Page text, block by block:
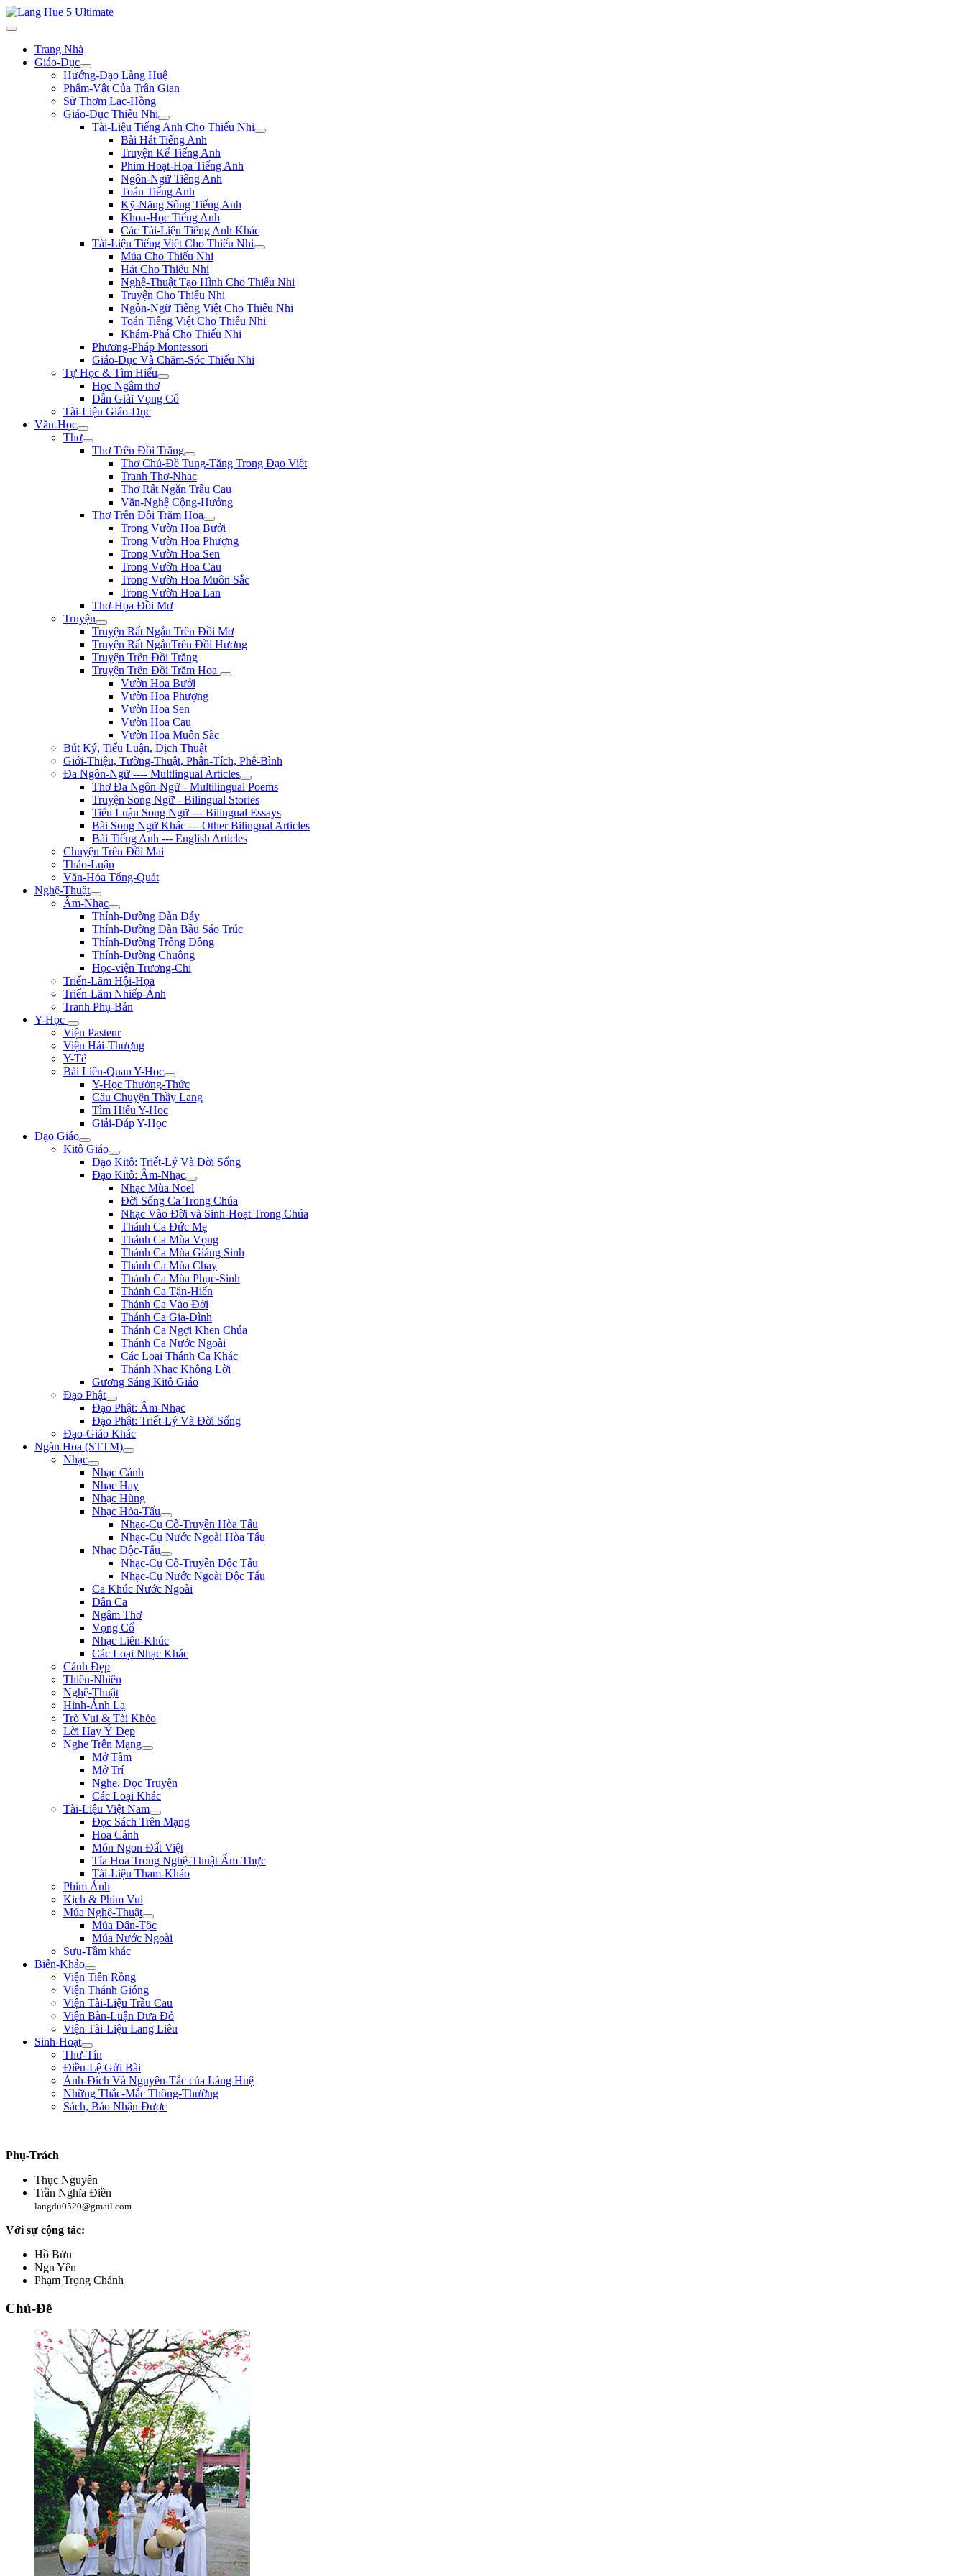
Trang Nhà
Giáo-Dục
Hướng-Đạo Làng Huệ
Phẩm-Vật Của Trân Gian
Sử Thơm Lạc-Hồng
Giáo-Dục Thiếu Nhi
Tài-Liệu Tiếng Anh Cho Thiếu Nhi
Bài Hát Tiếng Anh
Truyện Kể Tiếng Anh
Phim Hoạt-Họa Tiếng Anh
Ngôn-Ngữ Tiếng Anh
Toán Tiếng Anh
Kỹ-Năng Sống Tiếng Anh
Khoa-Học Tiếng Anh
Các Tài-Liệu Tiếng Anh Khác
Tài-Liệu Tiếng Việt Cho Thiếu Nhi
Múa Cho Thiếu Nhi
Hát Cho Thiếu Nhi
Nghệ-Thuật Tạo Hình Cho Thiếu Nhi
Truyện Cho Thiếu Nhi
Ngôn-Ngữ Tiếng Việt Cho Thiếu Nhi
Toán Tiếng Việt Cho Thiếu Nhi
Khám-Phá Cho Thiếu Nhi
Phương-Pháp Montessori
Giáo-Dục Và Chăm-Sóc Thiếu Nhi
Tự Học & Tìm Hiểu
Học Ngâm thơ
Dẫn Giải Vọng Cổ
Tài-Liệu Giáo-Dục
Văn-Học
Thơ
Thơ Trên Đồi Trăng
Thơ Chủ-Đề Tung-Tăng Trong Đạo Việt
Tranh Thơ-Nhac
Thơ Rất Ngắn Trầu Cau
Văn-Nghệ Cộng-Hưởng
Thơ Trên Đồi Trăm Hoa
Trong Vườn Hoa Bưởi
Trong Vườn Hoa Phượng
Trong Vườn Hoa Sen
Trong Vườn Hoa Cau
Trong Vườn Hoa Muôn Sắc
Trong Vườn Hoa Lan
Thơ-Họa Đồi Mơ
Truyện
Truyện Rất Ngắn Trên Đồi Mơ
Truyện Rất NgắnTrên Đồi Hương
Truyện Trên Đồi Trăng
Truyện Trên Đồi Trăm Hoa
Vườn Hoa Bưởi
Vườn Hoa Phượng
Vườn Hoa Sen
Vườn Hoa Cau
Vườn Hoa Muôn Sắc
Bút Ký, Tiểu Luận, Dịch Thuật
Giới-Thiệu, Tường-Thuật, Phân-Tích, Phê-Bình
Đa Ngôn-Ngữ ---- Multlingual Articles
Thơ Đa Ngôn-Ngữ - Multilingual Poems
Truyện Song Ngữ - Bilingual Stories
Tiểu Luận Song Ngữ --- Bilingual Essays
Bài Song Ngữ Khác --- Other Bilingual Articles
Bài Tiếng Anh --- English Articles
Chuyện Trên Đồi Mai
Thảo-Luận
Văn-Hóa Tổng-Quát
Nghệ-Thuật
Âm-Nhạc
Thính-Đường Đàn Đáy
Thính-Đường Đàn Bầu Sáo Trúc
Thính-Đường Trống Đồng
Thính-Đường Chuông
Học-viện Trương-Chi
Triển-Lãm Hội-Họa
Triển-Lãm Nhiếp-Ảnh
Tranh Phụ-Bản
Y-Học
Viện Pasteur
Viện Hải-Thượng
Y-Tế
Bài Liên-Quan Y-Học
Y-Học Thường-Thức
Câu Chuyện Thầy Lang
Tìm Hiểu Y-Hoc
Giải-Đáp Y-Học
Đạo Giáo
Kitô Giáo
Đạo Kitô: Triết-Lý Và Đời Sống
Đạo Kitô: Âm-Nhạc
Nhạc Mùa Noel
Đời Sống Ca Trong Chúa
Nhạc Vào Đời và Sinh-Hoạt Trong Chúa
Thánh Ca Đức Mẹ
Thánh Ca Mùa Vọng
Thánh Ca Mùa Giáng Sinh
Thánh Ca Mùa Chay
Thánh Ca Mùa Phục-Sinh
Thánh Ca Tận-Hiến
Thánh Ca Vào Đời
Thánh Ca Gia-Đình
Thánh Ca Ngợi Khen Chúa
Thánh Ca Nước Ngoài
Các Loại Thánh Ca Khác
Thánh Nhạc Không Lời
Gương Sáng Kitô Giáo
Đạo Phật
Đạo Phật: Âm-Nhạc
Đạo Phật: Triết-Lý Và Đời Sống
Đạo-Giáo Khác
Ngàn Hoa (STTM)
Nhạc
Nhạc Cảnh
Nhạc Hay
Nhạc Hùng
Nhạc Hòa-Tấu
Nhạc-Cụ Cổ-Truyền Hòa Tấu
Nhạc-Cụ Nước Ngoài Hòa Tấu
Nhạc Độc-Tấu
Nhạc-Cụ Cổ-Truyền Độc Tấu
Nhạc-Cụ Nước Ngoài Độc Tấu
Ca Khúc Nước Ngoài
Dân Ca
Ngâm Thơ
Vọng Cổ
Nhạc Liên-Khúc
Các Loại Nhạc Khác
Cảnh Đẹp
Thiên-Nhiên
Nghệ-Thuật
Hình-Ảnh Lạ
Trò Vui & Tài Khéo
Lời Hay Ý Đẹp
Nghe Trên Mạng
Mở Tâm
Mở Trí
Nghe, Đọc Truyện
Các Loại Khác
Tài-Liệu Việt Nam
Đọc Sách Trên Mạng
Hoa Cảnh
Món Ngon Đất Việt
Tỉa Hoa Trong Nghệ-Thuật Ẩm-Thực
Tài-Liệu Tham-Khảo
Phim Ảnh
Kịch & Phim Vui
Múa Nghệ-Thuật
Múa Dân-Tộc
Múa Nước Ngoài
Sưu-Tầm khác
Biên-Khảo
Viện Tiên Rồng
Viện Thánh Gióng
Viện Tài-Liệu Trầu Cau
Viện Bàn-Luận Dưa Đỏ
Viện Tài-Liệu Lang Liêu
Sinh-Hoạt
Thư-Tín
Điều-Lệ Gửi Bài
Ảnh-Đích Và Nguyên-Tắc của Làng Huệ
Những Thắc-Mắc Thông-Thường
Sách, Báo Nhận Được
Phụ-Trách
Thục Nguyên
Trần Nghĩa Điền
langdu0520@gmail.com
Với sự cộng tác:
Hồ Bửu
Ngu Yên
Phạm Trọng Chánh
Chủ-Đề